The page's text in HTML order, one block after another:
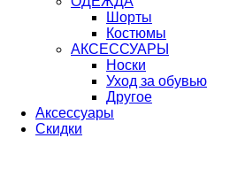
Шорты
Костюмы
АКСЕССУАРЫ
Носки
Уход за обувью
Другое
Аксессуары
Скидки